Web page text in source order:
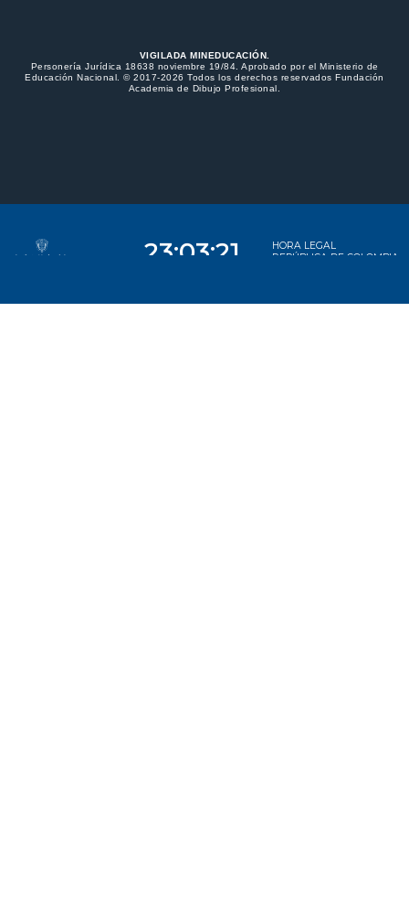
VIGILADA MINEDUCACIÓN.
Personería Jurídica 18638 noviembre 19/84. Aprobado por el Ministerio de
Educación Nacional. © 2017-2026 Todos los derechos reservados Fundación
Academia de Dibujo Profesional.